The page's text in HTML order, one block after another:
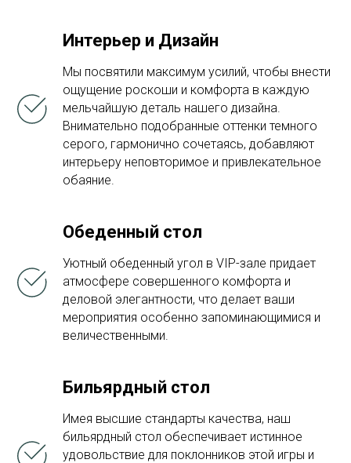
Интерьер и Дизайн
Мы посвятили максимум усилий, чтобы внести
ощущение роскоши и комфорта в каждую
мельчайшую деталь нашего дизайна.
Внимательно подобранные оттенки темного
серого, гармонично сочетаясь, добавляют
интерьеру неповторимое и привлекательное
обаяние.
Обеденный стол
Уютный обеденный угол в VIP-зале придает
атмосфере совершенного комфорта и
деловой элегантности, что делает ваши
мероприятия особенно запоминающимися и
величественными.
Бильярдный стол
Имея высшие стандарты качества, наш
бильярдный стол обеспечивает истинное
удовольствие для поклонников этой игры и